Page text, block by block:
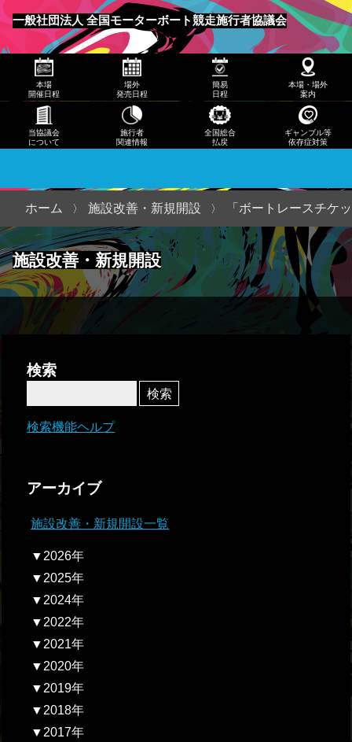
一般社団法人 全国モーターボート競走施行者協議会
メニュー
発売
日程
日程
本
場・
当協
議会
につ
いて
本場
開催日程
場外
発売日程
簡易
日程
本場・場外
案内
当協議会
について
施行者
関連情報
全国総合
払戻
ギャンブル等
依存症対策
施設改善・新規開設
ホーム 施設改善・新規開設 「ボートレースチケ
検索
検索機能ヘルプ
アーカイブ
施設改善・新規開設一覧
▼2026年
▼2025年
▼2024年
▼2022年
▼2021年
▼2020年
▼2019年
▼2018年
▼2017年